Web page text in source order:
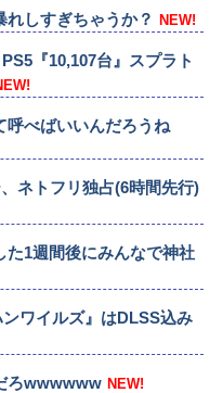
れしすぎちゃうか？ NEW!
『10,107台』スプラト
呼べばいいんだろうね
ネトフリ独占(6時間先行)
た1週間後にみんなで神社
ワイルズ』はDLSS込み
ろwwwwww NEW!